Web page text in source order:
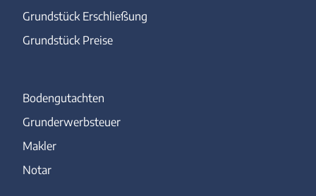
Grundstück Erschließung
Grundstück Preise
Bodengutachten
Grunderwerbsteuer
Makler
Notar